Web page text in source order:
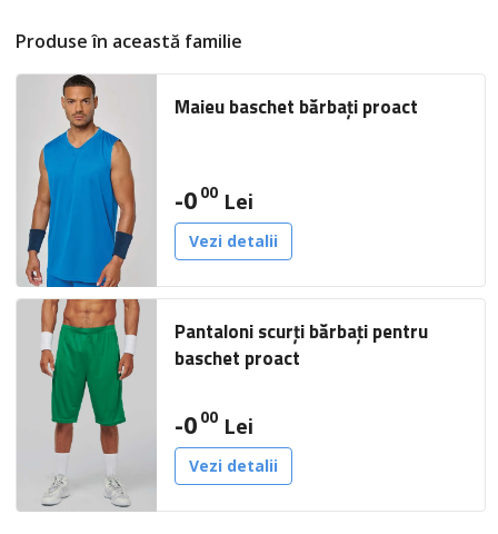
Produse în această familie
Maieu baschet bărbați proact
-0 00 Lei
Vezi detalii
Pantaloni scurți bărbați pentru
baschet proact
-0 00 Lei
Vezi detalii